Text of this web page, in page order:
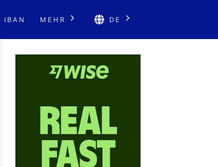
IBAN MEHR DE